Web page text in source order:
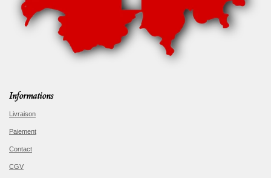
Informations
Livraison
Paiement
Contact
CGV